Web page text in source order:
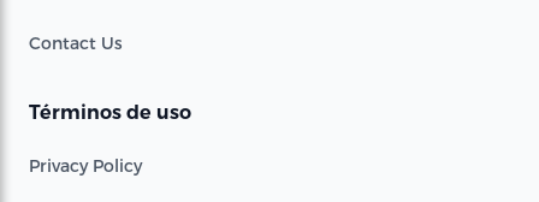
Contact Us
Términos de uso
Privacy Policy